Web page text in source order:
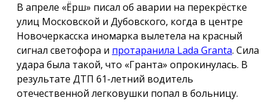
В апреле «Ёрш» писал об аварии на перекрёстке
улиц Московской и Дубовского, когда в центре
Новочеркасска иномарка вылетела на красный
сигнал светофора и протаранила Lada Granta. Сила
удара была такой, что «Гранта» опрокинулась. В
результате ДТП 61-летний водитель
отечественной легковушки попал в больницу.